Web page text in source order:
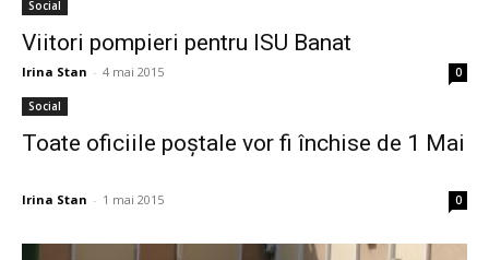
Social
Viitori pompieri pentru ISU Banat
Irina Stan - 4 mai 2015 0
Social
Toate oficiile poştale vor fi închise de 1 Mai
Irina Stan - 1 mai 2015 0